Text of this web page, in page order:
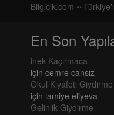
Bilgicik.com ~
En Son
inek Kaçırmaca
için cemre cansız
Okul Kıyafeti
için lamiye eliyeva
Gelinlik Giydirme